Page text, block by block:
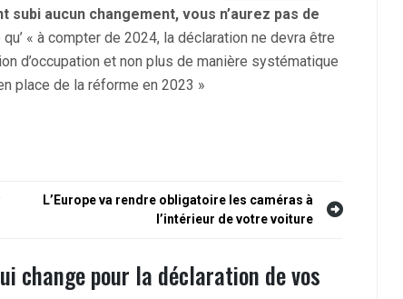
subi aucun changement, vous n’aurez pas de
« à compter de 2024, la déclaration ne devra être
d’occupation et non plus de manière systématique
place de la réforme en 2023 »
L’Europe va rendre obligatoire les caméras à
l’intérieur de votre voiture
change pour la déclaration de vos